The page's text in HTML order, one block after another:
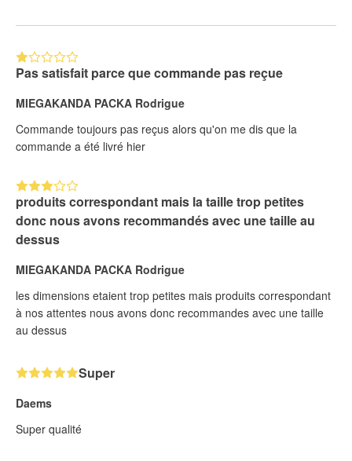
Pas satisfait parce que commande pas reçue
MIEGAKANDA PACKA Rodrigue
Commande toujours pas reçus alors qu'on me dis que la
commande a été livré hier
produits correspondant mais la taille trop petites
donc nous avons recommandés avec une taille au
dessus
MIEGAKANDA PACKA Rodrigue
les dimensions etaient trop petites mais produits correspondant
à nos attentes nous avons donc recommandes avec une taille
au dessus
Super
Daems
Super qualité